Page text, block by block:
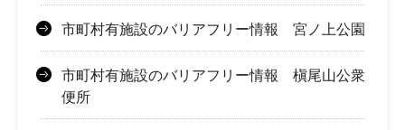
市町村有施設のバリアフリー情報 宮ノ上公園
市町村有施設のバリアフリー情報 槇尾山公衆
便所